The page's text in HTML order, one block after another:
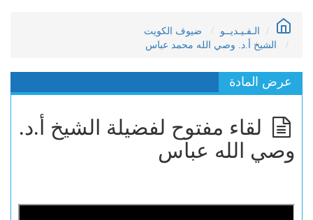
الـفـيـديــو
ضيوف الكويت
الشيخ أ.د. وصي الله محمد عباس
عرض المادة
لقاء مفتوح لفضيلة الشيخ أ.د.
وصي الله عباس